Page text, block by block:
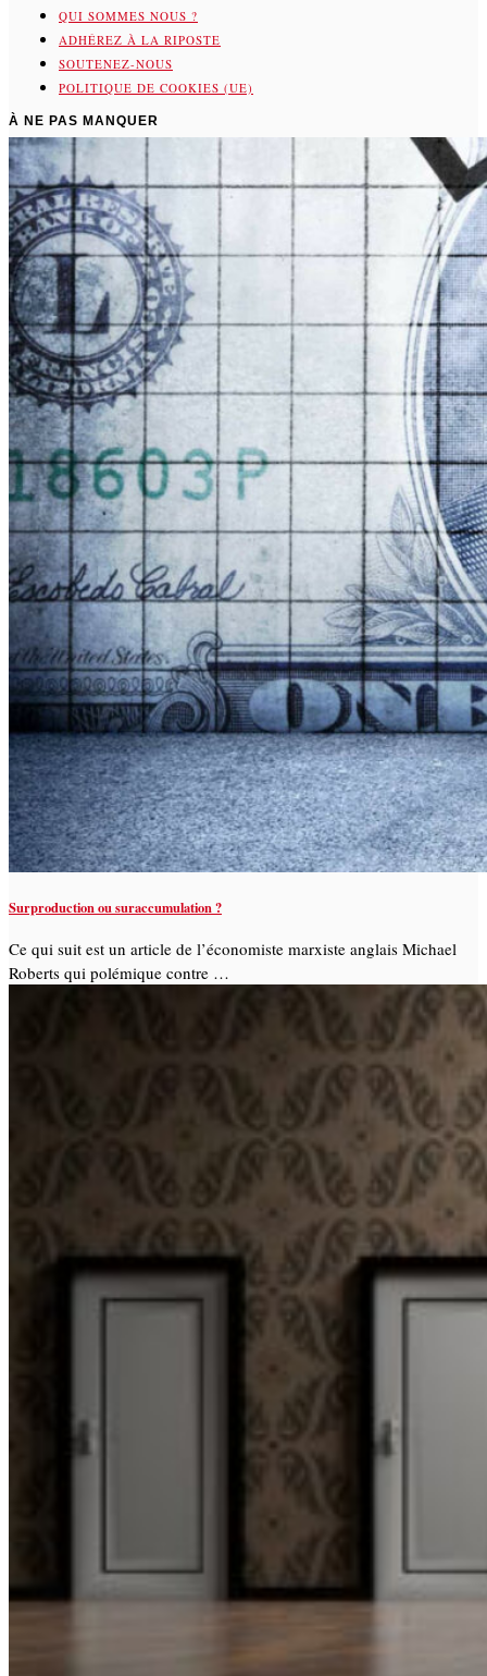
QUI SOMMES NOUS ?
ADHÉREZ À LA RIPOSTE
SOUTENEZ-NOUS
POLITIQUE DE COOKIES (UE)
À NE PAS MANQUER
Surproduction ou suraccumulation ?
Ce qui suit est un article de l’économiste marxiste anglais Michael
Roberts qui polémique contre …